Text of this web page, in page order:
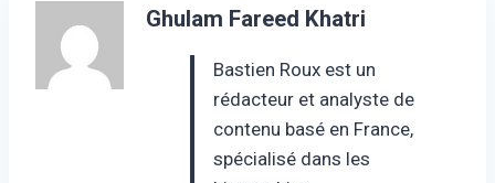
Ghulam Fareed Khatri
Bastien Roux est un
rédacteur et analyste de
contenu basé en France,
spécialisé dans les